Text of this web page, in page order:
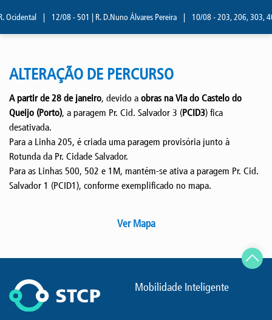
Ocidental 12/08 - 501 | R. D.Nuno Álvares Pereira 10/08 - 203, 206, 303,
ALTERAÇÃO DE PERCURSO
A partir de 28 de janeiro, devido a obras na Via do Castelo do
Queijo (Porto), a paragem Pr. Cid. Salvador 3 (PCID3) fica
desativada.
Para a Linha 205, é criada uma paragem provisória junto à
Rotunda da Pr. Cidade Salvador.
Para as Linhas 500, 502 e 1M, mantém-se ativa a paragem Pr. Cid.
Salvador 1 (PCID1), conforme exemplificado no mapa.
Ver Mapa
Mobilidade Inteligente